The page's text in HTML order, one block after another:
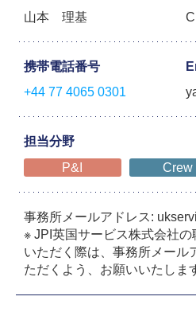
山本 理基
携帯電話番号
+44 77 4065 0301
担当分野
P&I
Crew
事務所メールアドレス:
※ JPI英国サービス株式会社の
いただく際は、事務所メール
ただくよう、お願いいたしま